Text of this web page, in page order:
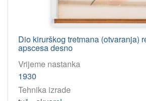
Dio kirurškog tretmana (otvaranja)
apscesa desno
Vrijeme nastanka
1930
Tehnika izrade